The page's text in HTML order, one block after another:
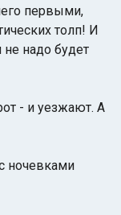
первыми,
толп! И
надо будет
- и уезжают. А
ночевками